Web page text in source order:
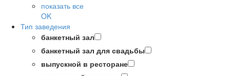
показать все
OK
Тип заведения
банкетный зал
банкетный зал для свадьбы
выпускной в ресторане